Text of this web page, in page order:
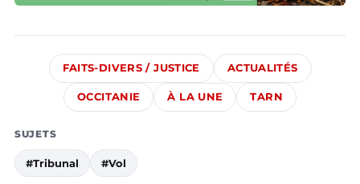
FAITS-DIVERS / JUSTICE ACTUALITÉS
OCCITANIE À LA UNE TARN
SUJETS
#Tribunal #Vol